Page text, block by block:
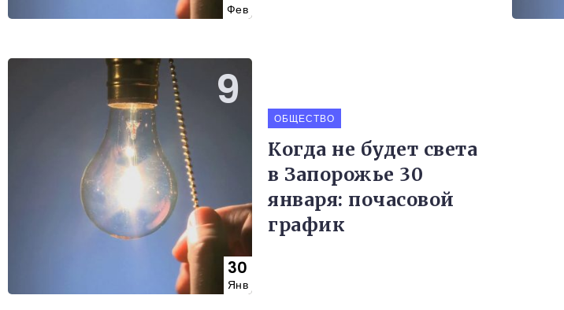
Фев
30
Янв
ОБЩЕСТВО
Когда не будет света
в Запорожье 30
января: почасовой
график